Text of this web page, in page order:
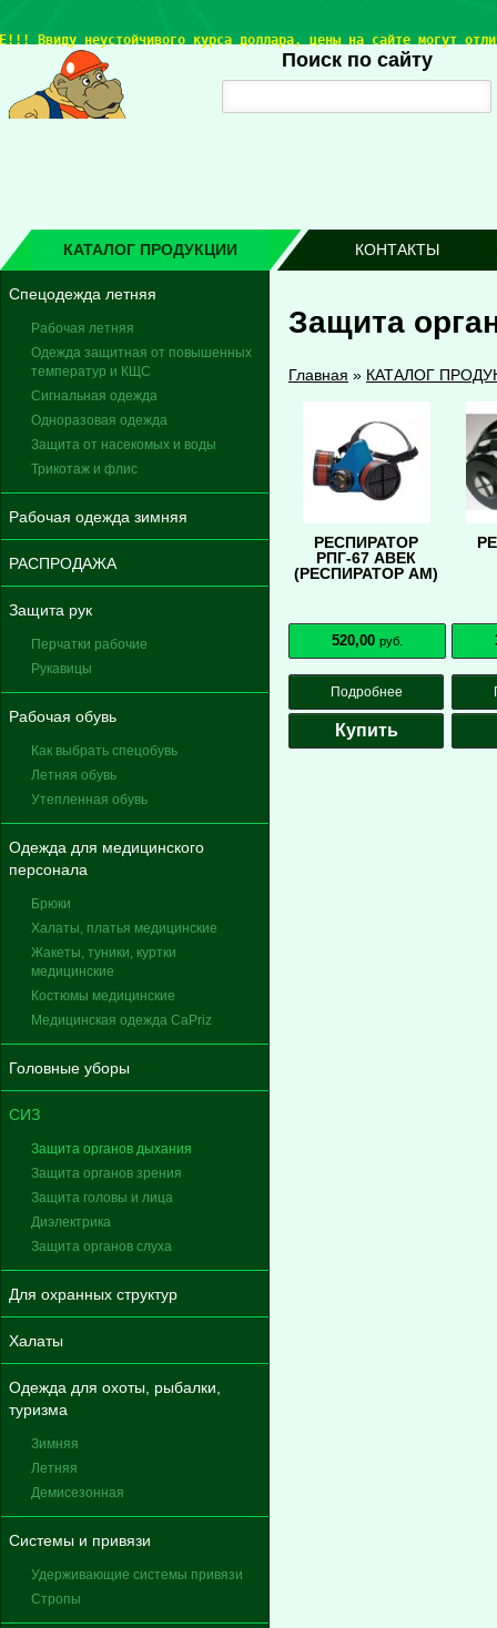
Поиск по сайту
Ввиду неустойчивого курса доллара, цены на сайте могут
КАТАЛОГ ПРОДУКЦИИ КОНТАКТЫ
Спецодежда летняя
Рабочая летняя
Одежда защитная от повышенных
температур и КЩС
Сигнальная одежда
Одноразовая одежда
Защита от насекомых и воды
Трикотаж и флис
Рабочая одежда зимняя
РАСПРОДАЖА
Защита рук
Перчатки рабочие
Рукавицы
Рабочая обувь
Как выбрать спецобувь
Летняя обувь
Утепленная обувь
Одежда для медицинского
персонала
Брюки
Халаты, платья медицинские
Жакеты, туники, куртки
медицинские
Костюмы медицинские
Медицинская одежда CaPriz
Головные уборы
СИЗ
Защита органов дыхания
Защита органов зрения
Защита головы и лица
Диэлектрика
Защита органов слуха
Для охранных структур
Халаты
Одежда для охоты, рыбалки,
туризма
Зимняя
Летняя
Демисезонная
Системы и привязи
Удерживающие системы привязи
Стропы
Защита
Главная » КАТАЛОГ
РЕСПИРАТОР
РПГ-67 АВЕК
(РЕСПИРАТОР АМ)
520,00 руб.
Подробнее
Купить